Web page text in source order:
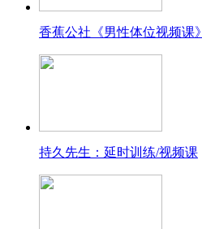
香蕉公社《男性体位视频课》
持久先生：延时训练/视频课